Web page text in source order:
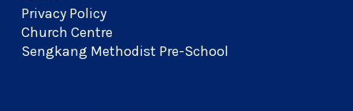
Privacy Policy
Church Centre
Sengkang Methodist Pre-School